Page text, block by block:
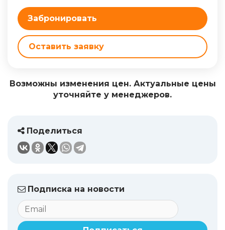
Забронировать
Оставить заявку
Возможны изменения цен. Актуальные цены
уточняйте у менеджеров.
Поделиться
Подписка на новости